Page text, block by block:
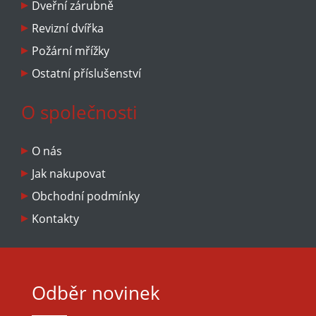
7000 kč/ks bez dPH podle typu a šířky ostění
Hmotnost: cca 170 kg
Dveřní zárubně
Revizní dvířka
Požární mřížky
Ostatní příslušenství
O společnosti
O nás
Jak nakupovat
Obchodní podmínky
Kontakty
Odběr novinek